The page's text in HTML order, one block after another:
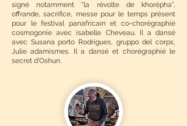
signé notamment “la révolte de khorépha”,
offrande, sacrifice, messe pour le temps présent
pour le festival panafricain et co-chorégraphié
cosmogonie avec isabelle Cheveau. Il a dansé
avec Susana porto Rodrigues, gruppo del corps,
Julie adamismes. Il a dansé et chorégraphié le
secret d’Oshun.